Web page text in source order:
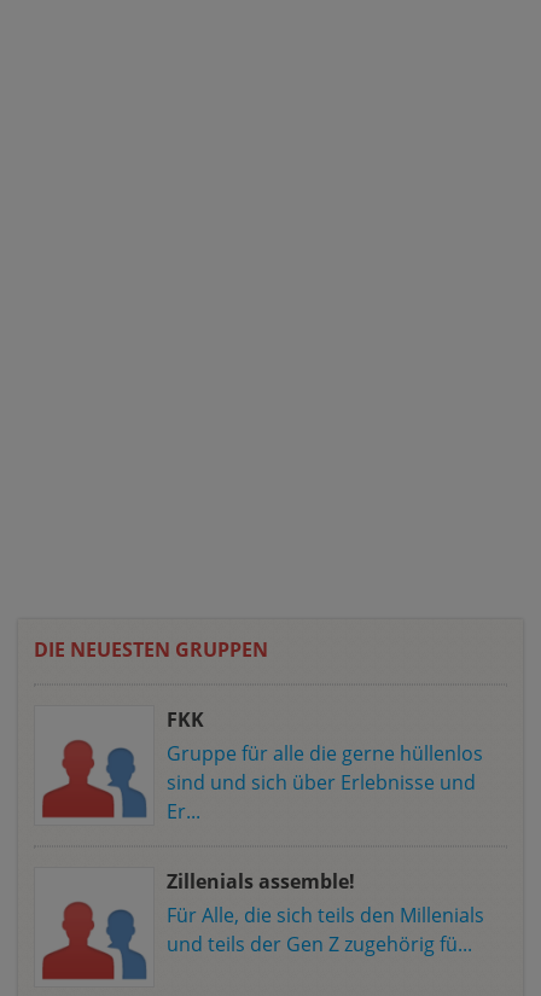
DIE NEUESTEN GRUPPEN
FKK
Gruppe für alle die gerne hüllenlos
sind und sich über Erlebnisse und
Er...
Zillenials assemble!
Für Alle, die sich teils den Millenials
und teils der Gen Z zugehörig fü...